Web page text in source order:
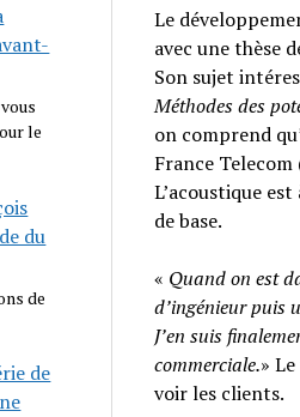
le
du
de
de
Le
avec une thèse
Son sujet
Méthodes des
on comprend
France Telecom
L’acoustique
de base.
« Quand on est
d’ingénieur puis
J’en suis
commerciale.»
voir les clients.